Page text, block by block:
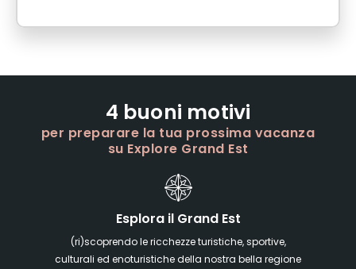
4 buoni motivi
per preparare la tua prossima vacanza
su Explore Grand Est
Esplora il Grand Est
(ri)scoprendo le ricchezze turistiche, sportive,
culturali ed enoturistiche della nostra bella regione